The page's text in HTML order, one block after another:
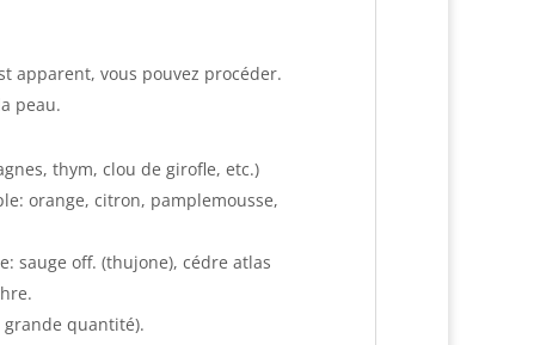
apparent, vous pouvez procéder.
peau.
thym, clou de girofle, etc.)
orange, citron, pamplemousse,
sauge off. (thujone), cédre atlas
grande quantité).